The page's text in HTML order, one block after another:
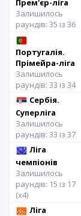
Залишилось
раундів: 35 із 36
Португалія.
Прімейра-ліга
Залишилось
раундів: 33 із 34
Сербія.
Суперліга
Залишилось
раундів: 33 із 37
Ліга
чемпіонів
Залишилось
раундів: 15 із 17
(x4)
Ліга